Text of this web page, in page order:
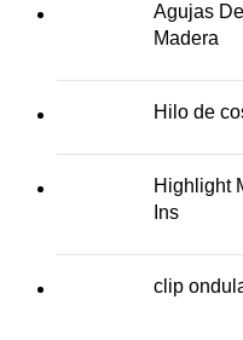
Agujas
Madera
Hilo de
Highlight
Ins
clip